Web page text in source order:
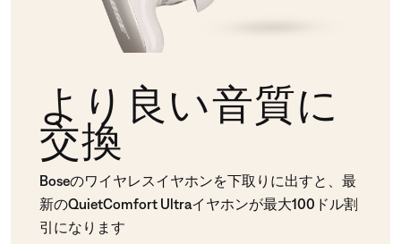
より良い音質に
交換
Boseのワイヤレスイヤホンを下取りに出すと、最
新のQuietComfort Ultraイヤホンが最大100ドル割
引になります